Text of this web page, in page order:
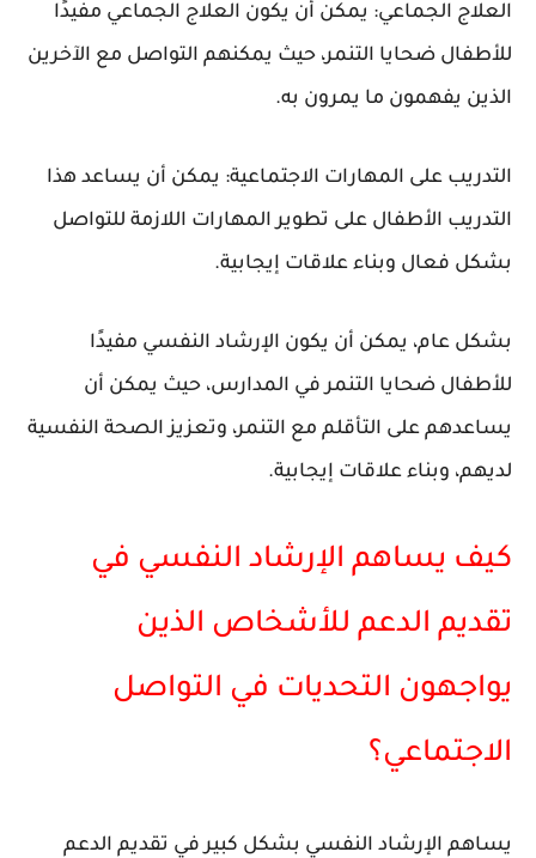
العلاج الجماعي: يمكن أن يكون العلاج الجماعي مفيدًا
للأطفال ضحايا التنمر، حيث يمكنهم التواصل مع الآخرين
الذين يفهمون ما يمرون به.
التدريب على المهارات الاجتماعية: يمكن أن يساعد هذا
التدريب الأطفال على تطوير المهارات اللازمة للتواصل
بشكل فعال وبناء علاقات إيجابية.
بشكل عام، يمكن أن يكون الإرشاد النفسي مفيدًا
للأطفال ضحايا التنمر في المدارس، حيث يمكن أن
يساعدهم على التأقلم مع التنمر، وتعزيز الصحة النفسية
لديهم، وبناء علاقات إيجابية.
كيف يساهم الإرشاد النفسي في
تقديم الدعم للأشخاص الذين
يواجهون التحديات في التواصل
الاجتماعي؟
يساهم الإرشاد النفسي بشكل كبير في تقديم الدعم